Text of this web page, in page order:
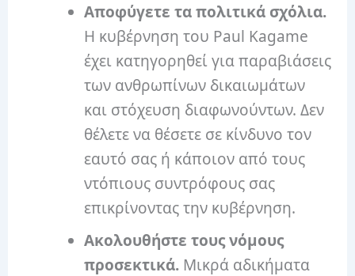
Αποφύγετε τα πολιτικά σχόλια.
Η κυβέρνηση του Paul Kagame
έχει κατηγορηθεί για παραβιάσεις
των ανθρωπίνων δικαιωμάτων
και στόχευση διαφωνούντων.Δεν
θέλετε να θέσετε σε κίνδυνο τον
εαυτό σας ή κάποιον από τους
ντόπιους συντρόφους σας
επικρίνοντας την κυβέρνηση.
Ακολουθήστε τους νόμους
προσεκτικά. Μικρά αδικήματα